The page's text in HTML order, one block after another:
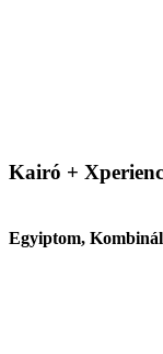
Kairó +
Egyiptom,